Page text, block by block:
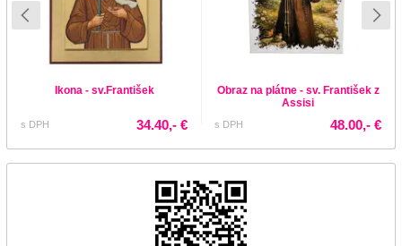
Ikona - sv.František
s DPH 34.40,- €
Obraz na plátne - sv. František z
Assisi
s DPH 48.00,- €